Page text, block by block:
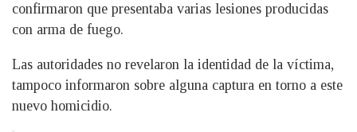
confirmaron que presentaba varias lesiones producidas
con arma de fuego.
Las autoridades no revelaron la identidad de la víctima,
tampoco informaron sobre alguna captura en torno a este
nuevo homicidio.